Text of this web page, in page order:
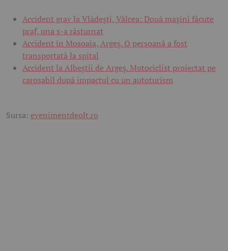
Accident grav la Vlădești, Vâlcea: Două mașini făcute
praf, una s-a răsturnat
Accident în Mosoaia, Argeș. O persoană a fost
transportată la spital
Accident la Albeștii de Argeș. Motociclist proiectat pe
carosabil după impactul cu un autoturism
Sursa: evenimentdeolt.ro